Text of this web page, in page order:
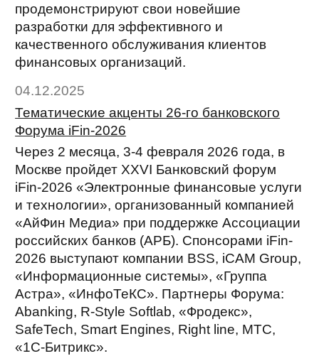
продемонстрируют свои новейшие
разработки для эффективного и
качественного обслуживания клиентов
финансовых организаций.
04.12.2025
Тематические акценты 26-го банковского
Форума iFin-2026
Через 2 месяца, 3-4 февраля 2026 года, в
Москве пройдет XXVI Банковский форум
iFin-2026 «Электронные финансовые услуги
и технологии», организованный компанией
«АйФин Медиа» при поддержке Ассоциации
российских банков (АРБ). Спонсорами iFin-
2026 выступают компании BSS, iCAM Group,
«Информационные системы», «Группа
Астра», «ИнфоТеКС». Партнеры Форума:
Abanking, R-Style Softlab, «Фродекс»,
SafeTech, Smart Engines, Right line, МТС,
«1С-Битрикс».